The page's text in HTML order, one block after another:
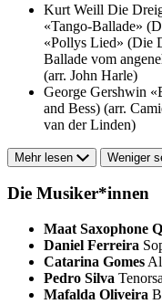
Kurt Weill Die
«Tango-Ballade»
«Pollys Lied» (Die
Ballade vom
(arr. John Harle)
George Gershwin
and Bess) (arr.
van der Linden)
Mehr lesen Weniger
Die Musiker*innen
Maat Saxophone
Daniel Ferreira
Catarina Gomes
Pedro Silva
Mafalda Oliveira